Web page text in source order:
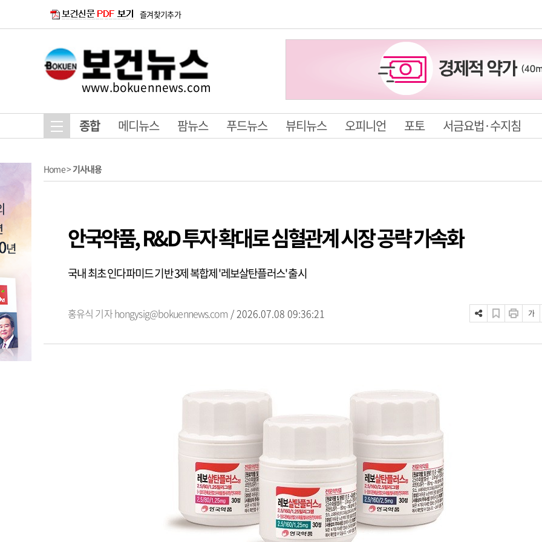
즐겨찾기추가
www.bokuennews.com
종합 메디뉴스 팜뉴스 푸드뉴스 뷰티뉴스 오피니언 포토 서금요법·수지침
Home>기사내용
안국약품, R&D 투자 확대로 심혈관계 시장 공략 가속화
국내 최초 인다파미드 기반 3제 복합제 '레보살탄플러스' 출시
홍유식 기자hongysig@bokuennews.com / 2026.07.08 09:36:21 가